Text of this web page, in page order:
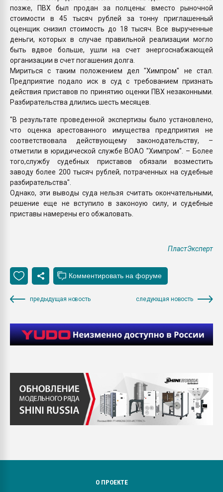
позже, ПВХ был продан за полцены: вместо рыночной
стоимости в 45 тысяч рублей за тонну приглашенный
оценщик снизил стоимость до 18 тысяч. Все вырученные
деньги, которых в случае правильной реализации могло
быть вдвое больше, ушли на счет энергоснабжающей
организации в счет погашения долга.
Мириться с таким положением дел "Химпром" не стал.
Предприятие подало иск в суд с требованием признать
действия приставов по принятию оценки ПВХ незаконными.
Разбирательства длились шесть месяцев.
"В результате проведенной экспертизы было установлено,
что оценка арестованного имущества предприятия не
соответствовала действующему законодательству, –
отметили в юридической службе ВОАО "Химпром". – Более
того,службу судебных приставов обязали возместить
заводу более 200 тысяч рублей, потраченных на судебные
разбирательства".
Однако, эти выводы суда нельзя считать окончательными,
решение еще не вступило в законоую силу, и судебные
приставы намерены его обжаловать.
ПластЭксперт
предыдущая новость следующая новость
О ПРОЕКТЕ